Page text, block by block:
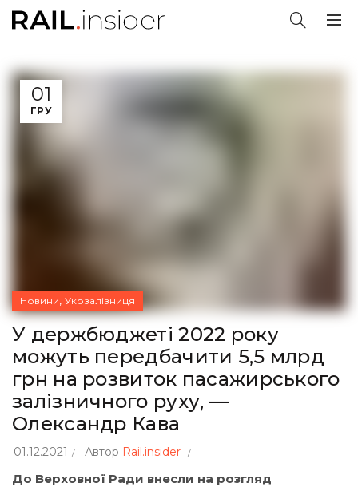
01
ГРУ
Новини, Укрзалізниця
У держбюджеті 2022 року
можуть передбачити 5,5 млрд
грн на розвиток пасажирського
залізничного руху, —
Олександр Кава
01.12.2021 Автор Rail.insider
До Верховної Ради внесли на розгляд